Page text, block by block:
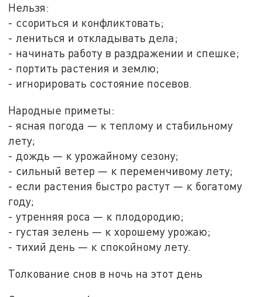
Нельзя:
- ссориться и конфликтовать;
- лениться и откладывать дела;
- начинать работу в раздражении и спешке;
- портить растения и землю;
- игнорировать состояние посевов.
Народные приметы:
- ясная погода — к теплому и стабильному
лету;
- дождь — к урожайному сезону;
- сильный ветер — к переменчивому лету;
- если растения быстро растут — к богатому
году;
- утренняя роса — к плодородию;
- густая зелень — к хорошему урожаю;
- тихий день — к спокойному лету.
Толкование снов в ночь на этот день